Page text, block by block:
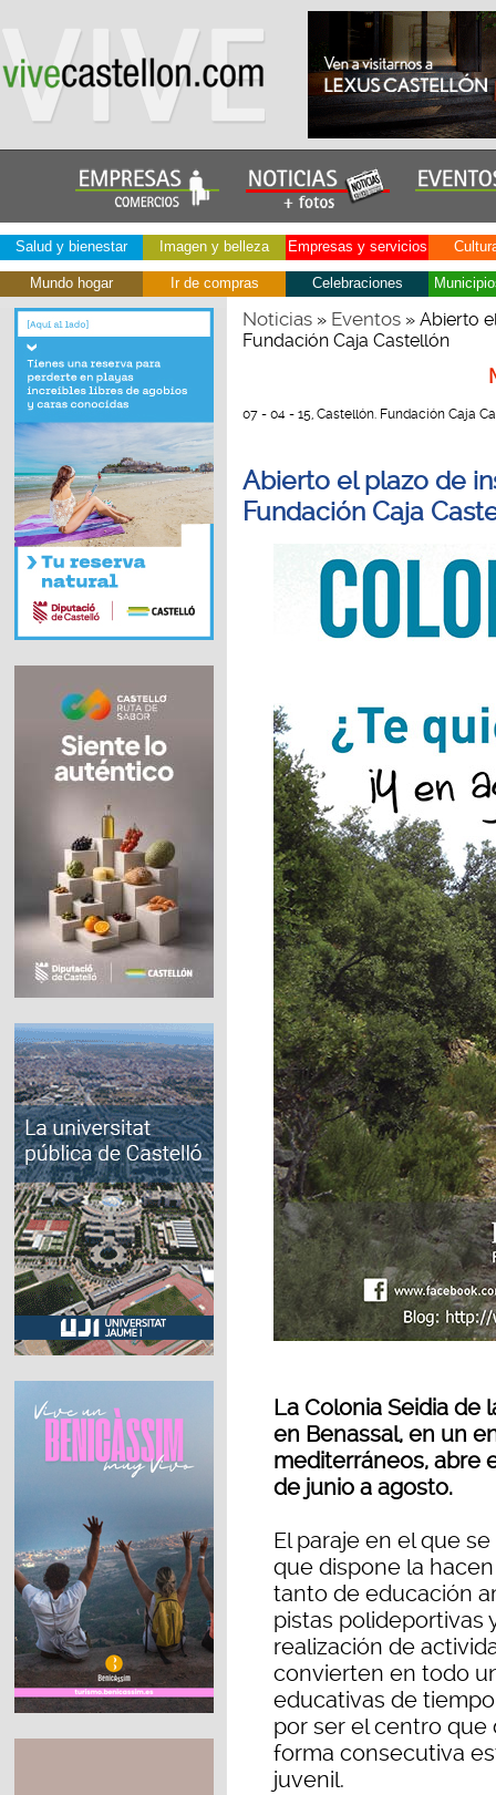
Salud y bienestar Imagen y belleza Empresas y servicios
Mundo hogar Ir de compras Celebraciones
Noticias» Eventos» Abierto
Fundación Caja Castellón
07 - 04 - 15, Castellón. Fundación Caja
Abierto el plazo de
Fundación Caja
La Colonia Seidia de
en Benassal, en un
mediterráneos, abre
de junio a agosto.
El paraje en el que
que dispone la
tanto de educación
pistas polideportivas
realización de
convierten en todo
educativas de
por ser el centro que
forma consecutiva
juvenil.